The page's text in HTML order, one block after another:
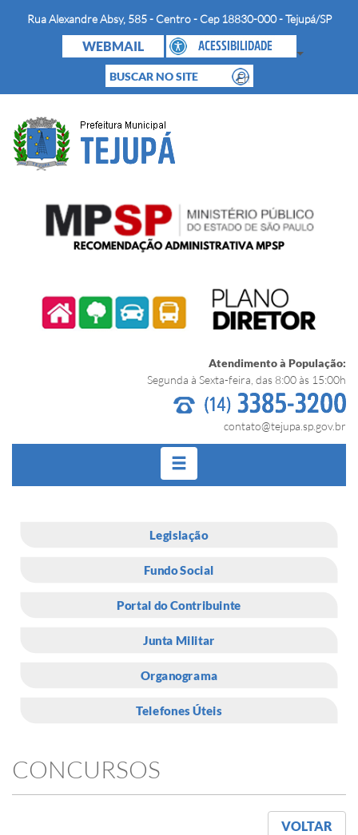
Rua Alexandre Absy, 585 - Centro - Cep 18830-000 - Tejupá/SP
WEBMAIL
Atendimento à População:
Segunda à Sexta-feira, das 8:00 às 15:00h
contato@tejupa.sp.gov.br
Legislação
Fundo Social
Portal do Contribuinte
Junta Militar
Organograma
Telefones Úteis
CONCURSOS
VOLTAR